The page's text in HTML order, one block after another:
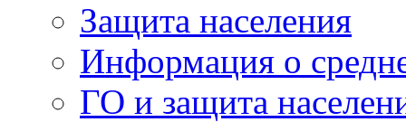
Защита населения
Информация о
ГО и защита